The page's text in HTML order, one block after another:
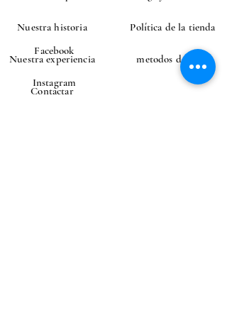
Montana (Arnica) Flower
ExtractSorbitolsaccharomyces ferment lysate
filtrateTocopherol (Vitamin E)Ascorb
Nuestra historia
Nuestra experiencia
Contactar
Política de la tienda
metodos de pago
Facebook
Instagram